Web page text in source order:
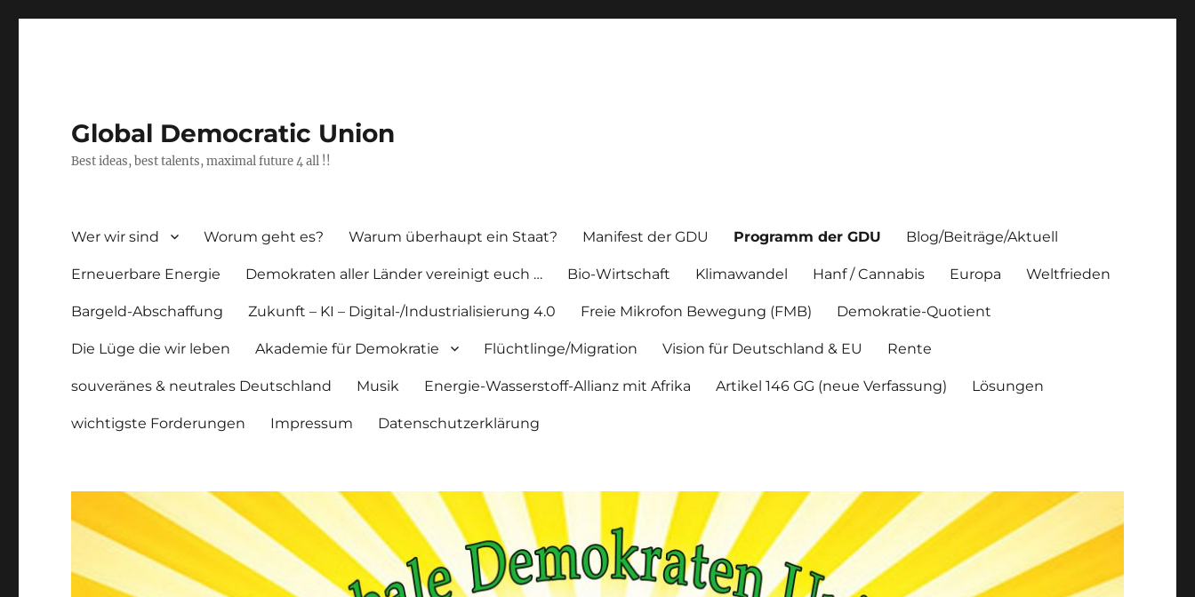
Global Democratic Union
Best ideas, best talents, maximal future 4 all !!
Wer wir sind Worum geht es? Warum überhaupt ein Staat? Manifest der GDU Programm der GDU Blog/Beiträge/Aktuell
Erneuerbare Energie Demokraten aller Länder vereinigt euch … Bio-Wirtschaft Klimawandel Hanf / Cannabis Europa Weltfrieden
Bargeld-Abschaffung Zukunft – KI – Digital-/Industrialisierung 4.0 Freie Mikrofon Bewegung (FMB) Demokratie-Quotient
Die Lüge die wir leben Akademie für Demokratie Flüchtlinge/Migration Vision für Deutschland & EU Rente
souveränes & neutrales Deutschland Musik Energie-Wasserstoff-Allianz mit Afrika Artikel 146 GG (neue Verfassung) Lösungen
wichtigste Forderungen Impressum Datenschutzerklärung